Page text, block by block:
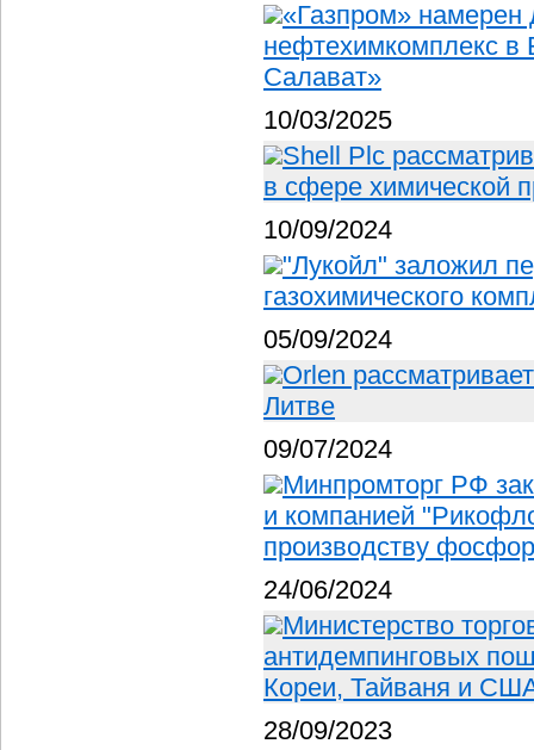
«Газпром» намерен
нефтехимкомплекс в
Салават»
10/03/2025
Shell Plc
в сфере химической
10/09/2024
"Лукойл" заложил
газохимического
05/09/2024
Orlen
Литве
09/07/2024
Минпромторг РФ
и компанией
производству
24/06/2024
Министерство
антидемпинговых
Кореи, Тайваня и
28/09/2023